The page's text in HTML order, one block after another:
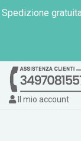
Spedizione
Il mio account